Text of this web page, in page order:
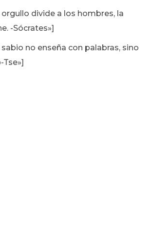
divide a los hombres, la
-Sócrates»]
no enseña con palabras, sino